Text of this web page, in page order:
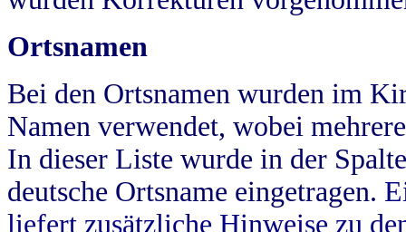
Ortsnamen
Bei den Ortsnamen wurden im
Namen verwendet, wobei
In dieser Liste wurde in der
deutsche Ortsname eingetragen.
liefert zusätzliche Hinweise zu